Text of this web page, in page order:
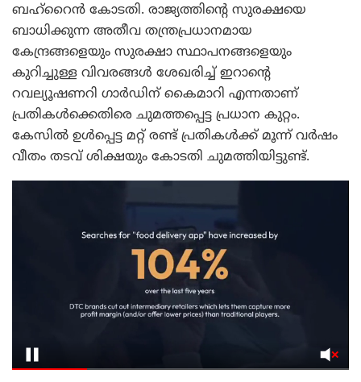
ബഹ്‌റൈൻ കോടതി. രാജ്യത്തിന്റെ സുരക്ഷയെ
ബാധിക്കുന്ന അതീവ തന്ത്രപ്രധാനമായ
കേന്ദ്രങ്ങളെയും സുരക്ഷാ സ്ഥാപനങ്ങളെയും
കുറിച്ചുള്ള വിവരങ്ങൾ ശേഖരിച്ച് ഇറാന്റെ
റവല്യൂഷണറി ഗാർഡിന് കൈമാറി എന്നതാണ്
പ്രതികൾക്കെതിരെ ചുമത്തപ്പെട്ട പ്രധാന കുറ്റം.
കേസിൽ ഉൾപ്പെട്ട മറ്റ് രണ്ട് പ്രതികൾക്ക് മൂന്ന് വർഷം
വീതം തടവ് ശിക്ഷയും കോടതി ചുമത്തിയിട്ടുണ്ട്.